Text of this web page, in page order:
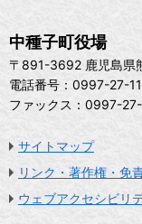
中種子町役場
〒891-3692 鹿児島県
電話番号：0997-27-
ファックス：0997-
サイトマップ
リンク・著作権・免
ウェブアクセシビリ